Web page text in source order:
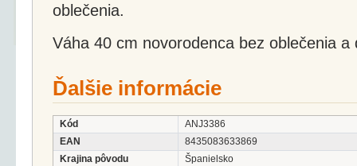
oblečenia.
Váha 40 cm novorodenca bez oblečenia
Ďalšie informácie
Kód
ANJ3386
EAN
8435083633869
Krajina pôvodu
Španielsko